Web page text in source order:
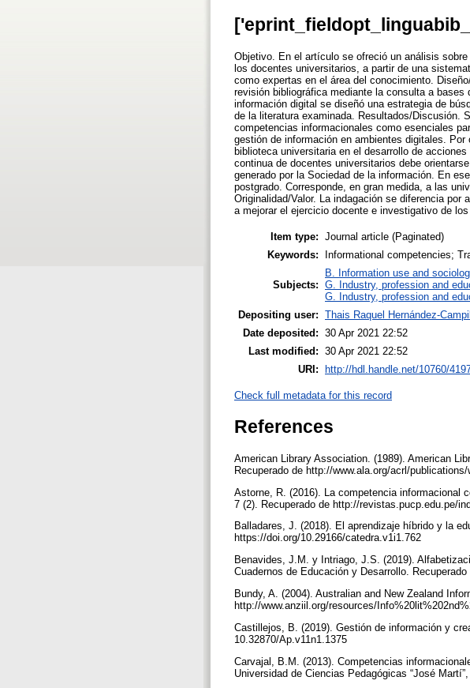
Objetivo. En el artículo se ofreció un análisis
los docentes universitarios, a partir de una
como expertas en el área del conocimiento.
revisión bibliográfica mediante la consulta a
información digital se diseñó una estrategia de
de la literatura examinada. Resultados/Discusión.
competencias informacionales como esenciales
gestión de información en ambientes digitales.
biblioteca universitaria en el desarrollo de
continua de docentes universitarios debe
generado por la Sociedad de la información. En
postgrado. Corresponde, en gran medida, a las
Originalidad/Valor. La indagación se diferencia
a mejorar el ejercicio docente e investigativo de
Item type: Journal article (Paginated)
Keywords:
Informational competencies;
Subjects:
B. Information use and
G. Industry, profession and
G. Industry, profession and
Depositing user: Thais Raquel Hernández-
Date deposited: 30 Apr 2021 22:52
Last modified: 30 Apr 2021 22:52
URI:
http://hdl.handle.net/10760/
Check full metadata for this record
References
American Library Association. (1989). American
Recuperado de http://www.ala.org/acrl/
Astorne, R. (2016). La competencia informacional
7 (2). Recuperado de http://revistas.pucp.edu.pe/
Balladares, J. (2018). El aprendizaje híbrido y la
https://doi.org/10.29166/catedra.v1i1.762
Benavides, J.M. y Intriago, J.S. (2019).
Cuadernos de Educación y Desarrollo.
Bundy, A. (2004). Australian and New Zealand
http://www.anziil.org/resources/
Castillejos, B. (2019). Gestión de información y
10.32870/Ap.v11n1.1375
Carvajal, B.M. (2013). Competencias
Universidad de Ciencias Pedagógicas “José